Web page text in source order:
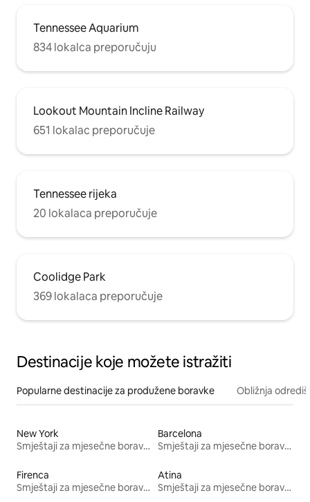
Tennessee Aquarium
834 lokalca preporučuju
Lookout Mountain Incline Railway
651 lokalac preporučuje
Tennessee rijeka
20 lokalaca preporučuje
Coolidge Park
369 lokalaca preporučuje
Destinacije koje možete istražiti
Popularne destinacije za produžene boravke Obližnja
New York
Smještaji za mjesečne boravke
Barcelona
Smještaji za mjesečne boravke
Firenca
Smještaji za mjesečne boravke
Atina
Smještaji za mjesečne boravke